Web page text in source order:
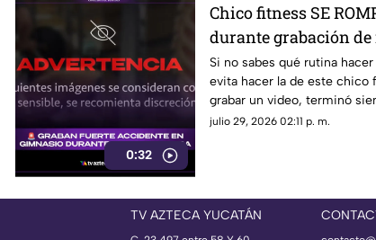
0:32
Chico fitness SE
durante grabación de
banca (+VIDEO)
Si no sabes qué rutina
evita hacer la de este chico
grabar un video, terminó
dolor.
julio 29, 2026 02:11 p. m.
TV AZTECA YUCATÁN